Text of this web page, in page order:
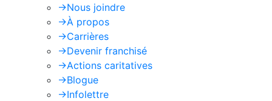
->Nous joindre
->À propos
->Carrières
->Devenir franchisé
->Actions caritatives
->Blogue
->Infolettre